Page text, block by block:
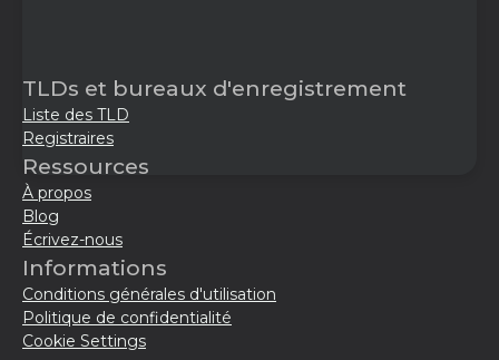
TLDs et bureaux d'enregistrement
Liste des TLD
Registraires
Ressources
À propos
Blog
Écrivez-nous
Informations
Conditions générales d'utilisation
Politique de confidentialité
Cookie Settings